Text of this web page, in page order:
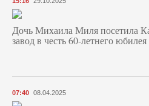
Дочь Михаила Миля посетила
завод в честь 60-летнего
07:40 08.04.2025